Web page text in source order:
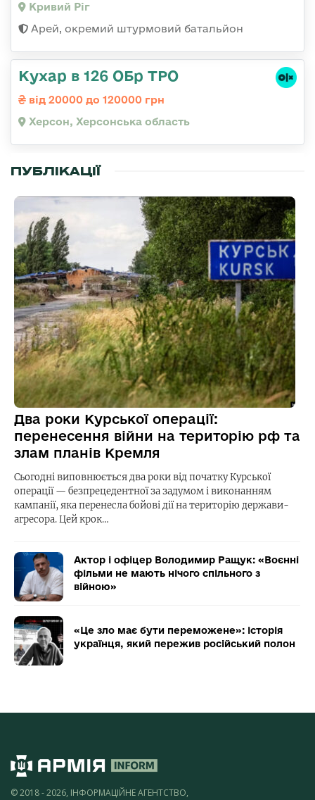
Кривий Ріг
Арей, окремий штурмовий батальйон
Кухар в 126 ОБр ТРО
від 20000 до 120000 грн
Херсон, Херсонська область
ПУБЛІКАЦІЇ
Два роки Курської операції:
перенесення війни на територію рф та
злам планів Кремля
Сьогодні виповнюється два роки від початку Курської
операції — безпрецедентної за задумом і виконанням
кампанії, яка перенесла бойові дії на територію держави-
агресора. Цей крок…
Актор і офіцер Володимир Ращук: «Воєнні
фільми не мають нічого спільного з
війною»
«Це зло має бути переможене»: історія
українця, який пережив російський полон
© 2018 - 2026, ІНФОРМАЦІЙНЕ АГЕНТСТВО,